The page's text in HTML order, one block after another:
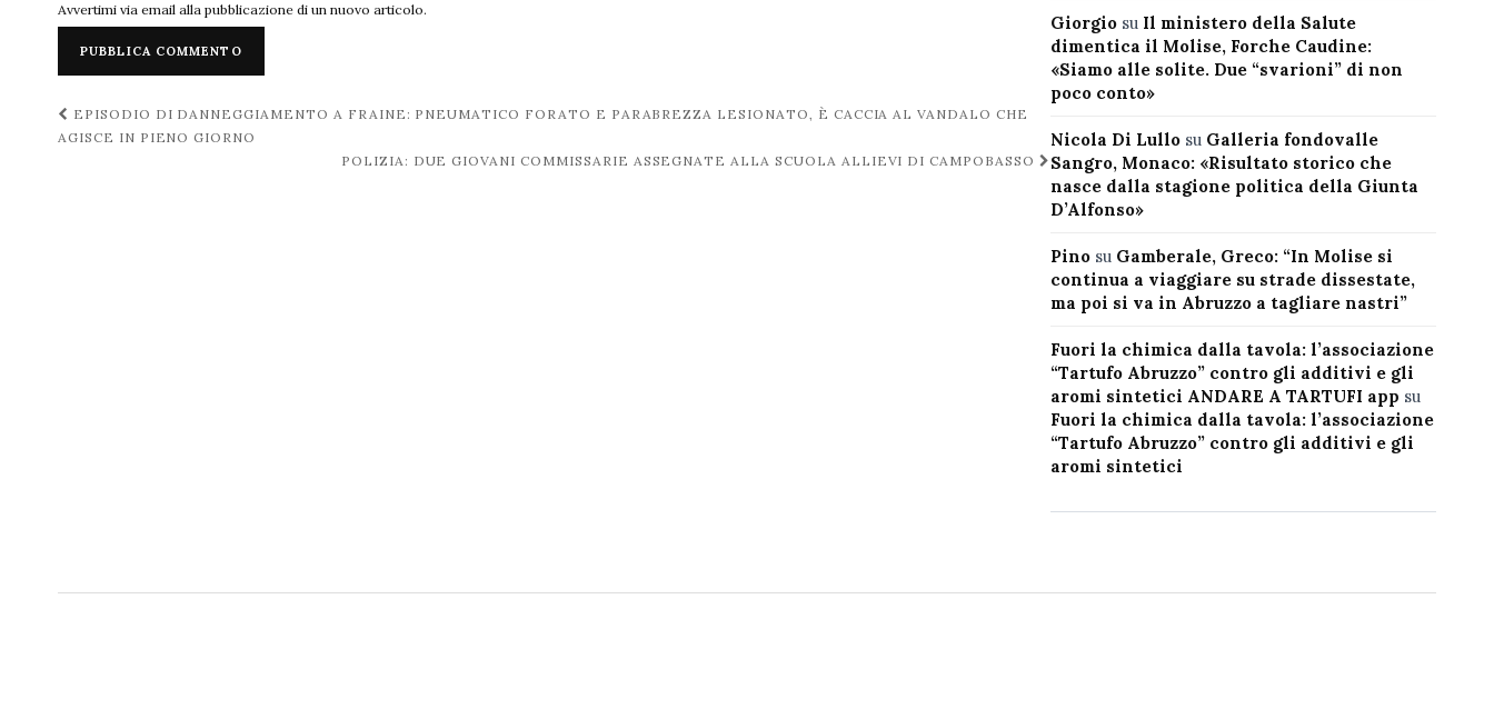
Avvertimi via email alla pubblicazione di un nuovo articolo.
Navigazione
post
EPISODIO DI DANNEGGIAMENTO A FRAINE: PNEUMATICO FORATO E PARABREZZA LESIONATO, È CACCIA AL VANDALO CHE
AGISCE IN PIENO GIORNO
POLIZIA: DUE GIOVANI COMMISSARIE ASSEGNATE ALLA SCUOLA ALLIEVI DI CAMPOBASSO
Giorgiosu Il ministero della Salute
dimentica il Molise, Forche Caudine:
«Siamo alle solite. Due “svarioni” di non
poco conto»
Nicola Di Lullosu Galleria fondovalle
Sangro, Monaco: «Risultato storico che
nasce dalla stagione politica della Giunta
D’Alfonso»
Pinosu Gamberale, Greco: “In Molise si
continua a viaggiare su strade dissestate,
ma poi si va in Abruzzo a tagliare nastri”
Fuori la chimica dalla tavola: l’associazione
“Tartufo Abruzzo” contro gli additivi e gli
aromi sintetici ANDARE A TARTUFI app su
Fuori la chimica dalla tavola: l’associazione
“Tartufo Abruzzo” contro gli additivi e gli
aromi sintetici